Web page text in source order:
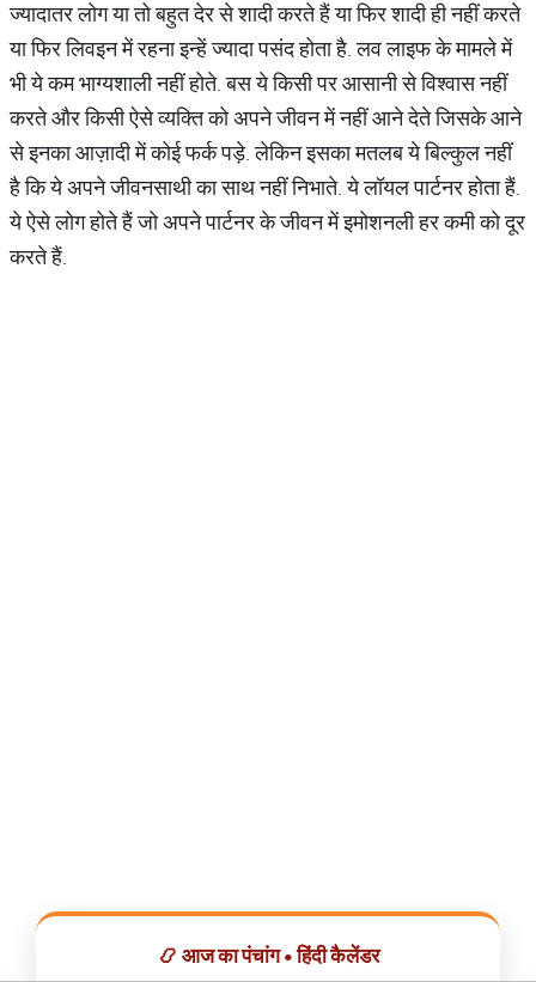
ज्यादातर लोग या तो बहुत देर से शादी करते हैं या फिर शादी ही नहीं करते
या फिर लिवइन में रहना इन्हें ज्यादा पसंद होता है. लव लाइफ के मामले में
भी ये कम भाग्यशाली नहीं होते. बस ये किसी पर आसानी से विश्वास नहीं
करते और किसी ऐसे व्यक्ति को अपने जीवन में नहीं आने देते जिसके आने
से इनका आज़ादी में कोई फर्क पड़े. लेकिन इसका मतलब ये बिल्कुल नहीं
है कि ये अपने जीवनसाथी का साथ नहीं निभाते. ये लॉयल पार्टनर होता हैं.
ये ऐसे लोग होते हैं जो अपने पार्टनर के जीवन में इमोशनली हर कमी को दूर
करते हैं.
📿 आज का पंचांग • हिंदी कैलेंडर